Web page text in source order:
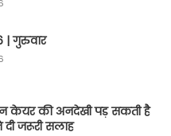
| गुरुवार
केयर की अनदेखी पड़ सकती है
दी जरूरी सलाह